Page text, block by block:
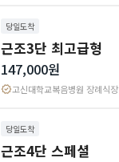
당일도착
근조3단 최고급형
147,000원
verified고신대학교복음병원 장례식장
당일도착
근조4단 스페셜